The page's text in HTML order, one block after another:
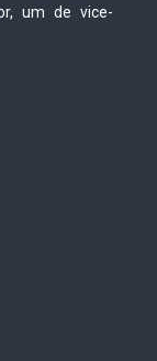
um de vice-